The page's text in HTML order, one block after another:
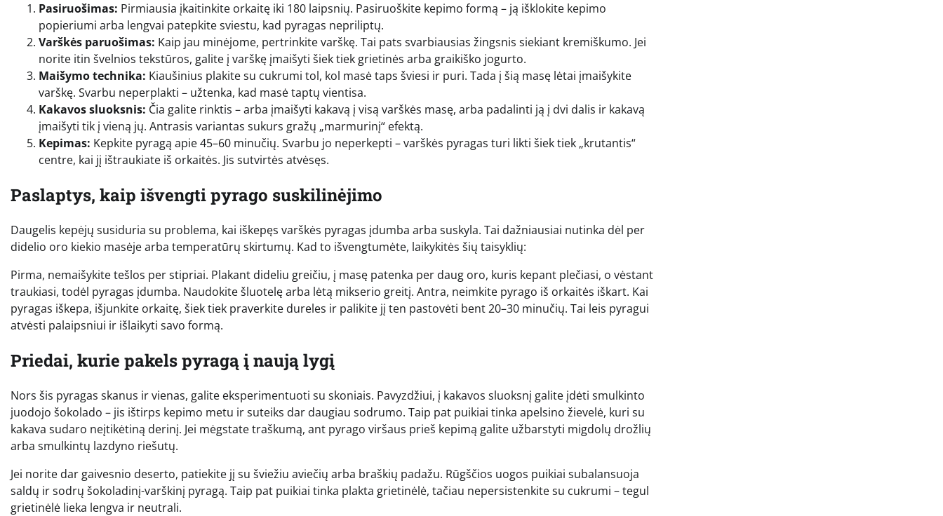
Pasiruošimas: Pirmiausia įkaitinkite orkaitę iki 180 laipsnių. Pasiruoškite kepimo formą – ją išklokite kepimo
popieriumi arba lengvai patepkite sviestu, kad pyragas nepriliptų.
Varškės paruošimas: Kaip jau minėjome, pertrinkite varškę. Tai pats svarbiausias žingsnis siekiant kremiškumo. Jei
norite itin švelnios tekstūros, galite į varškę įmaišyti šiek tiek grietinės arba graikiško jogurto.
Maišymo technika: Kiaušinius plakite su cukrumi tol, kol masė taps šviesi ir puri. Tada į šią masę lėtai įmaišykite
varškę. Svarbu neperplakti – užtenka, kad masė taptų vientisa.
Kakavos sluoksnis: Čia galite rinktis – arba įmaišyti kakavą į visą varškės masę, arba padalinti ją į dvi dalis ir kakavą
įmaišyti tik į vieną jų. Antrasis variantas sukurs gražų „marmurinį“ efektą.
Kepimas: Kepkite pyragą apie 45–60 minučių. Svarbu jo neperkepti – varškės pyragas turi likti šiek tiek „krutantis“
centre, kai jį ištraukiate iš orkaitės. Jis sutvirtės atvėsęs.
Paslaptys, kaip išvengti pyrago suskilinėjimo
Daugelis kepėjų susiduria su problema, kai iškepęs varškės pyragas įdumba arba suskyla. Tai dažniausiai nutinka dėl per
didelio oro kiekio masėje arba temperatūrų skirtumų. Kad to išvengtumėte, laikykitės šių taisyklių:
Pirma, nemaišykite tešlos per stipriai. Plakant dideliu greičiu, į masę patenka per daug oro, kuris kepant plečiasi, o vėstant
traukiasi, todėl pyragas įdumba. Naudokite šluotelę arba lėtą mikserio greitį. Antra, neimkite pyrago iš orkaitės iškart. Kai
pyragas iškepa, išjunkite orkaitę, šiek tiek praverkite dureles ir palikite jį ten pastovėti bent 20–30 minučių. Tai leis pyragui
atvėsti palaipsniui ir išlaikyti savo formą.
Priedai, kurie pakels pyragą į naują lygį
Nors šis pyragas skanus ir vienas, galite eksperimentuoti su skoniais. Pavyzdžiui, į kakavos sluoksnį galite įdėti smulkinto
juodojo šokolado – jis ištirps kepimo metu ir suteiks dar daugiau sodrumo. Taip pat puikiai tinka apelsino žievelė, kuri su
kakava sudaro neįtikėtiną derinį. Jei mėgstate traškumą, ant pyrago viršaus prieš kepimą galite užbarstyti migdolų drožlių
arba smulkintų lazdyno riešutų.
Jei norite dar gaivesnio deserto, patiekite jį su šviežiu aviečių arba braškių padažu. Rūgščios uogos puikiai subalansuoja
saldų ir sodrų šokoladinį-varškinį pyragą. Taip pat puikiai tinka plakta grietinėlė, tačiau nepersistenkite su cukrumi – tegul
grietinėlė lieka lengva ir neutrali.